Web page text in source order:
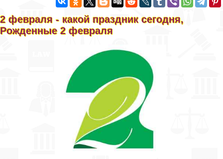
2 февраля - какой праздник сегодня,
Рожденные 2 февраля